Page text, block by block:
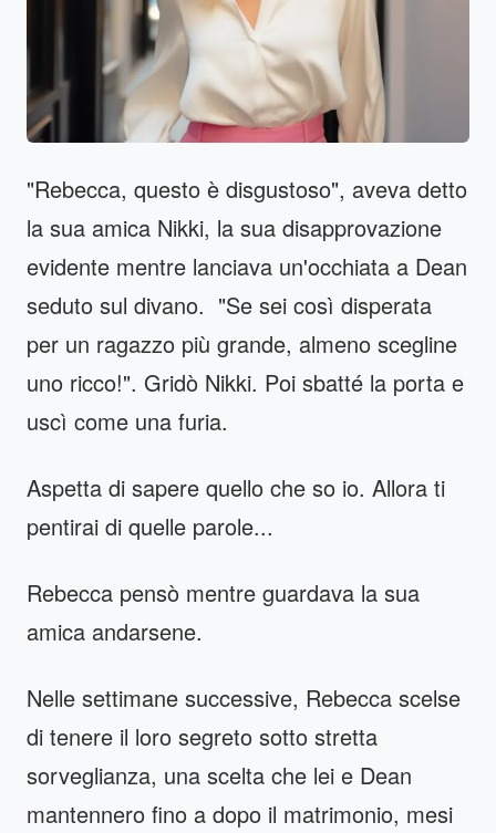
"Rebecca, questo è disgustoso", aveva detto
la sua amica Nikki, la sua disapprovazione
evidente mentre lanciava un'occhiata a Dean
seduto sul divano. "Se sei così disperata
per un ragazzo più grande, almeno scegline
uno ricco!". Gridò Nikki. Poi sbatté la porta e
uscì come una furia.
Aspetta di sapere quello che so io. Allora ti
pentirai di quelle parole...
Rebecca pensò mentre guardava la sua
amica andarsene.
Nelle settimane successive, Rebecca scelse
di tenere il loro segreto sotto stretta
sorveglianza, una scelta che lei e Dean
mantennero fino a dopo il matrimonio, mesi